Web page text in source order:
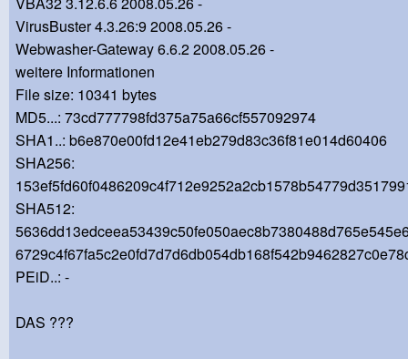
VirusBuster 4.3.26:9 2008.05.26 -
Webwasher-Gateway 6.6.2 2008.05.26 -
weitere Informationen
File size: 10341 bytes
MD5...: 73cd777798fd375a75a66cf557092974
SHA1..: b6e870e00fd12e41eb279d83c36f81e014d60406
SHA256:
SHA512:
PEiD..: -
DAS ???